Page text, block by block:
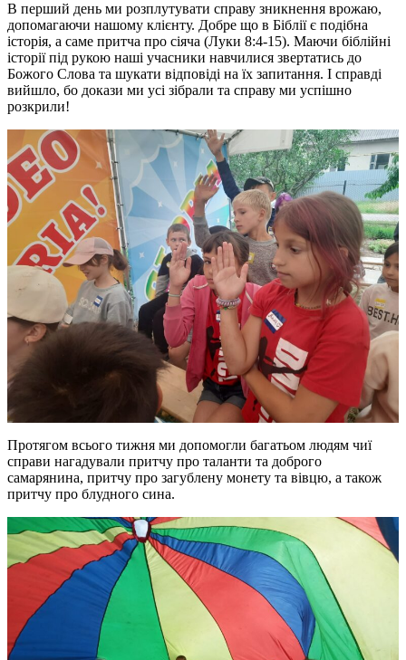
В перший день ми розплутувати справу зникнення врожаю,
допомагаючи нашому клієнту. Добре що в Біблії є подібна
історія, а саме притча про сіяча (Луки 8:4-15). Маючи біблійні
історії під рукою наші учасники навчилися звертатись до
Божого Слова та шукати відповіді на їх запитання. І справді
вийшло, бо докази ми усі зібрали та справу ми успішно
розкрили!
Протягом всього тижня ми допомогли багатьом людям чиї
справи нагадували притчу про таланти та доброго
самарянина, притчу про загублену монету та вівцю, а також
притчу про блудного сина.